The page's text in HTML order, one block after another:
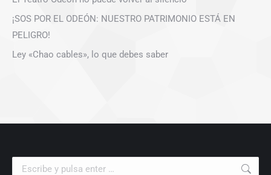
¡SOS POR EL ODEÓN: NUESTRO PATRIMONIO ESTÁ EN
PELIGRO!
Ley «Chao cables», lo que debes saber
Buscar: